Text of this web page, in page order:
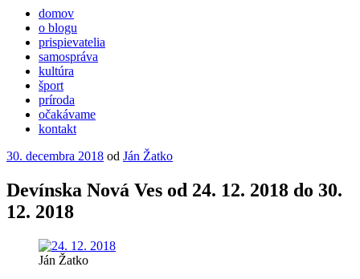
domov
o blogu
prispievatelia
samospráva
kultúra
šport
príroda
očakávame
kontakt
Publikované
30. decembra 2018 od Ján Žatko
Devínska Nová Ves od 24. 12. 2018 do 30.
12. 2018
Ján Žatko